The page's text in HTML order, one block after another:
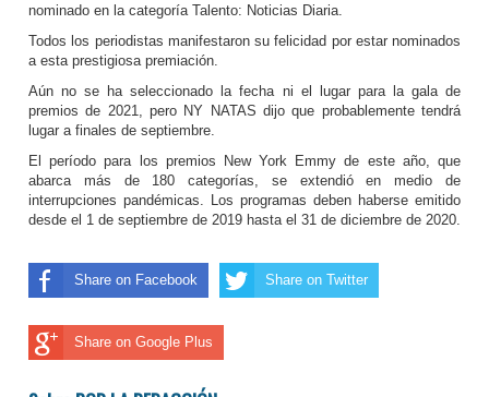
nominado en la categoría Talento: Noticias Diaria.
Todos los periodistas manifestaron su felicidad por estar nominados
a esta prestigiosa premiación.
Aún no se ha seleccionado la fecha ni el lugar para la gala de
premios de 2021, pero NY NATAS dijo que probablemente tendrá
lugar a finales de septiembre.
El período para los premios New York Emmy de este año, que
abarca más de 180 categorías, se extendió en medio de
interrupciones pandémicas. Los programas deben haberse emitido
desde el 1 de septiembre de 2019 hasta el 31 de diciembre de 2020.
Share on Facebook Share on Twitter
Share on Google Plus